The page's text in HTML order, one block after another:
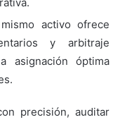
activo ofrece
y arbitraje
asignación óptima
precisión, auditar